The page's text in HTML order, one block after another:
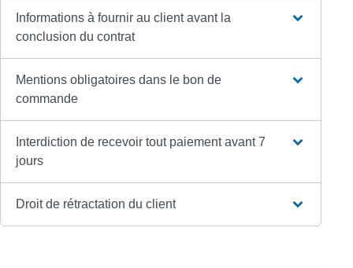
Informations à fournir au client avant la
conclusion du contrat
Mentions obligatoires dans le bon de
commande
Interdiction de recevoir tout paiement avant 7
jours
Droit de rétractation du client